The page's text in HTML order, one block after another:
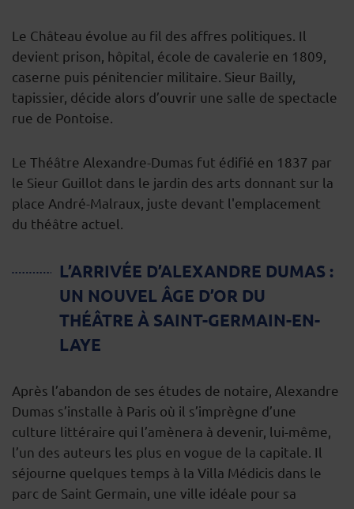
Le Château évolue au fil des affres politiques. Il
devient prison, hôpital, école de cavalerie en 1809,
caserne puis pénitencier militaire. Sieur Bailly,
tapissier, décide alors d’ouvrir une salle de spectacle
rue de Pontoise.
Le Théâtre Alexandre-Dumas fut édifié en 1837 par
le Sieur Guillot dans le jardin des arts donnant sur la
place André-Malraux, juste devant l'emplacement
du théâtre actuel.
L’ARRIVÉE D’ALEXANDRE DUMAS :
UN NOUVEL ÂGE D’OR DU
THÉÂTRE À SAINT-GERMAIN-EN-
LAYE
Après l’abandon de ses études de notaire, Alexandre
Dumas s’installe à Paris où il s’imprègne d’une
culture littéraire qui l’amènera à devenir, lui-même,
l’un des auteurs les plus en vogue de la capitale. Il
séjourne quelques temps à la Villa Médicis dans le
parc de Saint Germain, une ville idéale pour sa